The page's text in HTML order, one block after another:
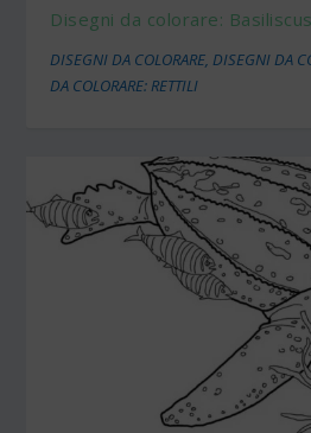
Disegni da colorare: Basiliscus
DISEGNI DA COLORARE,DISEGNI DA
DA COLORARE: RETTILI